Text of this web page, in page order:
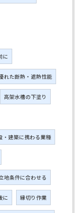
に
れた断熱・遮熱性能
高架水槽の下塗り
・建築に携わる業種
地条件に合わせる
に 縁切り作業